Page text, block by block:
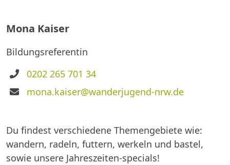
Mona Kaiser
Bildungsreferentin
Telefon
0202 265 701 34
E-
mona.kaiser@wanderjugend-nrw.de
Du findest verschiedene Themengebiete wie:
wandern, radeln, futtern, werkeln und bastel,
sowie unsere Jahreszeiten-specials!